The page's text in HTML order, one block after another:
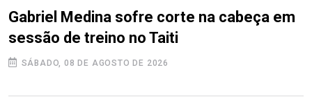
Gabriel Medina sofre corte na cabeça em
sessão de treino no Taiti
SÁBADO, 08 DE AGOSTO DE 2026